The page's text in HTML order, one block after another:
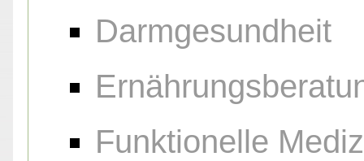
Darmgesundheit
Funktionelle